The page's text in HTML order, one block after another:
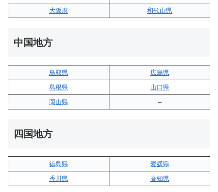
大阪府
和歌山県
中国地方
鳥取県
広島県
島根県
山口県
岡山県
–
四国地方
徳島県
愛媛県
香川県
高知県